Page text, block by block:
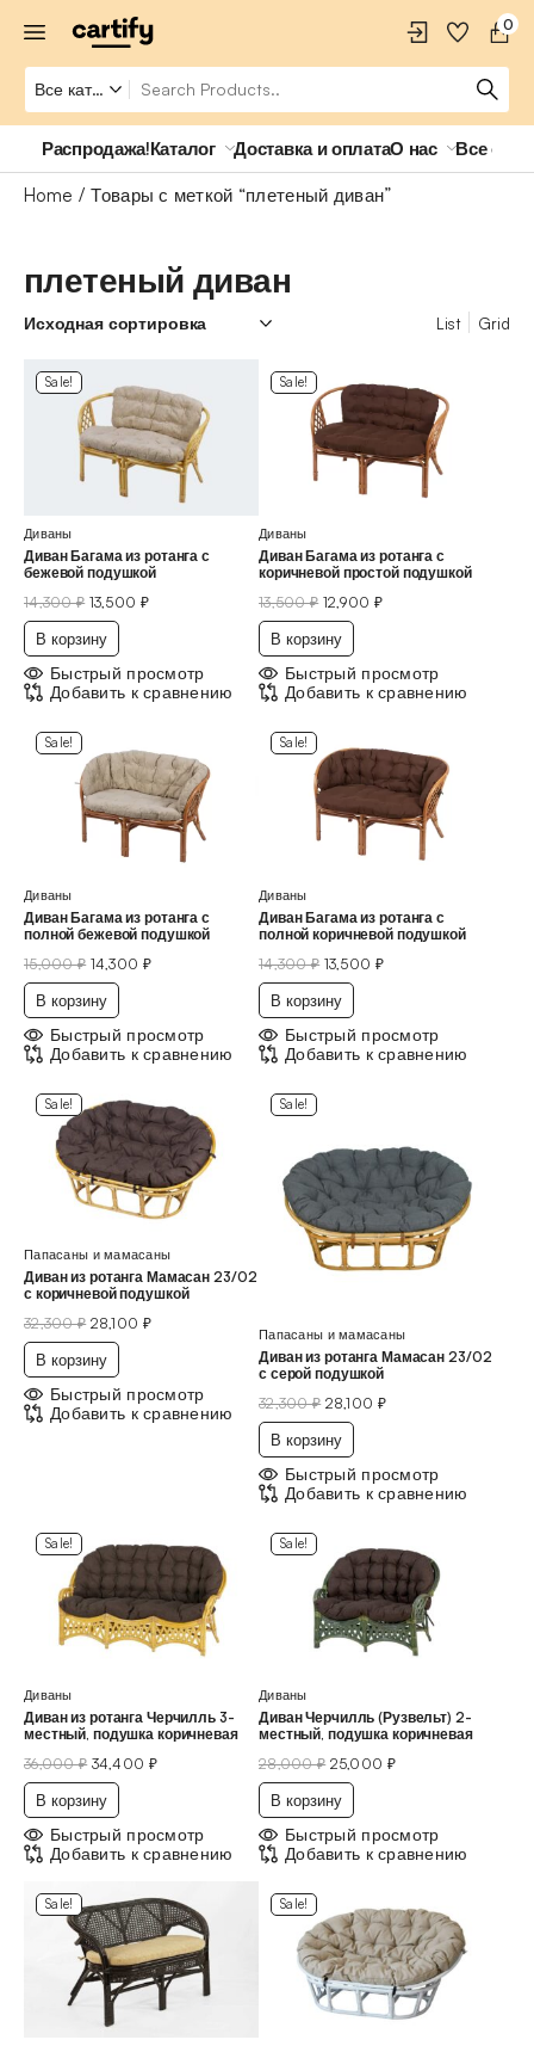
0
Распродажа!Каталог Доставка и оплатаО нас Все о
Home Товары с меткой “плетеный диван”
плетеный диван
List Grid
Sale!
Диваны
Диван Багама из ротанга с
бежевой подушкой
14,300₽ 13,500 ₽
В корзину
Быстрый просмотр
Добавить к сравнению
Sale!
Диваны
Диван Багама из ротанга с
коричневой простой подушкой
13,500₽ 12,900 ₽
В корзину
Быстрый просмотр
Добавить к сравнению
Sale!
Диваны
Диван Багама из ротанга с
полной бежевой подушкой
15,000₽ 14,300 ₽
В корзину
Быстрый просмотр
Добавить к сравнению
Sale!
Диваны
Диван Багама из ротанга с
полной коричневой подушкой
14,300₽ 13,500 ₽
В корзину
Быстрый просмотр
Добавить к сравнению
Sale!
Папасаны и мамасаны
Диван из ротанга Мамасан 23/02
с коричневой подушкой
32,300₽ 28,100 ₽
В корзину
Быстрый просмотр
Добавить к сравнению
Sale!
Папасаны и мамасаны
Диван из ротанга Мамасан 23/02
с серой подушкой
32,300₽ 28,100 ₽
В корзину
Быстрый просмотр
Добавить к сравнению
Sale!
Диваны
Диван из ротанга Черчилль 3-
местный, подушка коричневая
36,000₽ 34,400 ₽
В корзину
Быстрый просмотр
Добавить к сравнению
Sale!
Диваны
Диван Черчилль (Рузвельт) 2-
местный, подушка коричневая
28,000₽ 25,000 ₽
В корзину
Быстрый просмотр
Добавить к сравнению
Sale! Sale!